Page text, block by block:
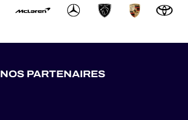
NOS PARTENAIRES